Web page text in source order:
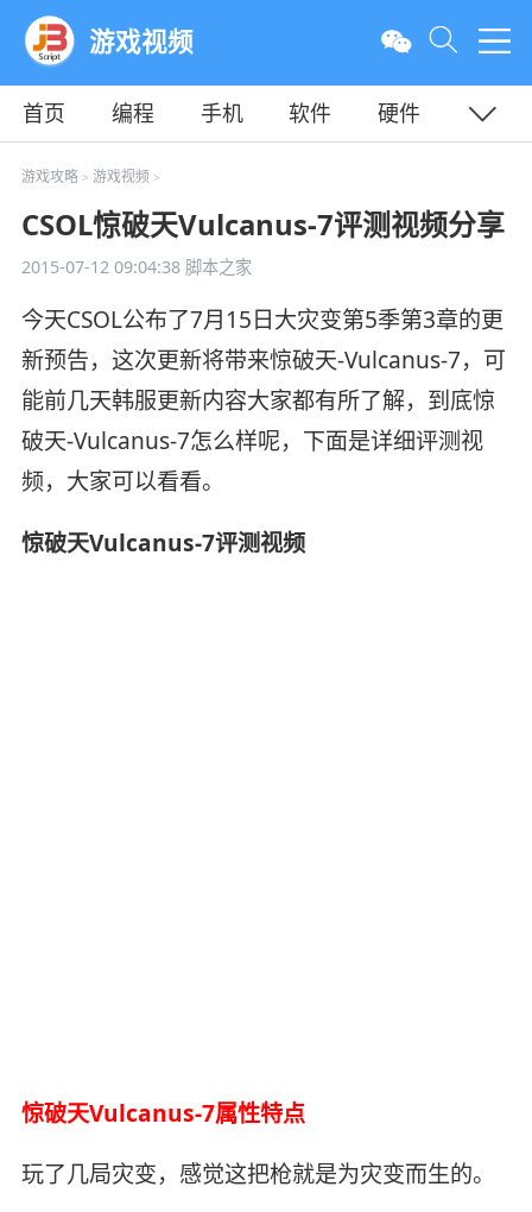
游戏视频
首页 编程 手机 软件
硬件
教程
平面
游戏攻略> 游戏视频 >
CSOL惊破天Vulcanus-7评测视频分享
2015-07-12 09:04:38脚本之家
今天CSOL公布了7月15日大灾变第5季第3章的更
新预告，这次更新将带来惊破天-Vulcanus-7，可
能前几天韩服更新内容大家都有所了解，到底惊
破天-Vulcanus-7怎么样呢，下面是详细评测视
频，大家可以看看。
惊破天Vulcanus-7评测视频
惊破天Vulcanus-7属性特点
玩了几局灾变，感觉这把枪就是为灾变而生的。